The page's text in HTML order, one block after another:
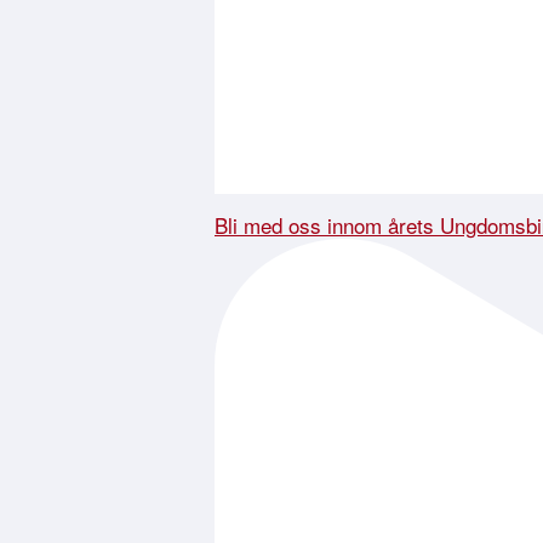
Bli med oss innom årets